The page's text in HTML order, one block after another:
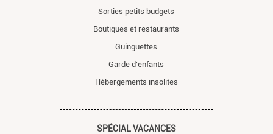
Sorties petits budgets
Boutiques et restaurants
Guinguettes
Garde d'enfants
Hébergements insolites
SPÉCIAL VACANCES